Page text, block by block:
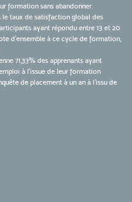
formation sans abandonner.
taux de satisfaction global des
ayant répondu entre 13 et 20
d’ensemble à ce cycle de formation,
71,33% des apprenants ayant
à l'issue de leur formation
de placement à un an à l'issu de